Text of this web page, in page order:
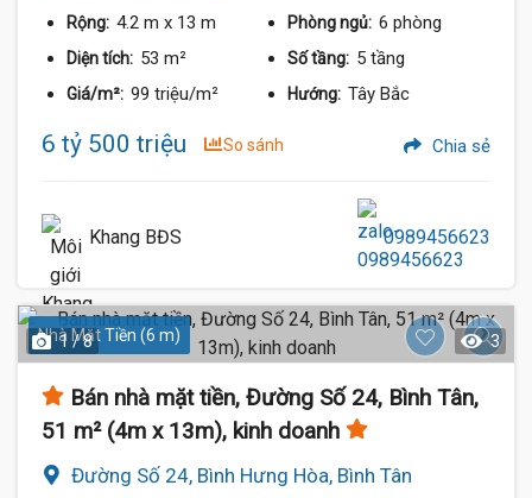
Rộng: 4.2 m x 13 m Phòng ngủ: 6 phòng
Diện tích: 53 m² Số tầng: 5 tầng
Giá/m²: 99 triệu/m² Hướng: Tây Bắc
6 tỷ 500 triệu So sánh Chia sẻ
Khang BĐS 0989456623
Nhà Mặt Tiền (6 m)
1 / 8 3
Bán nhà mặt tiền, Đường Số 24, Bình Tân,
51 m² (4m x 13m), kinh doanh
Đường Số 24, Bình Hưng Hòa, Bình Tân